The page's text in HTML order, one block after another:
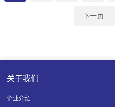
下一页
关于我们
企业介绍